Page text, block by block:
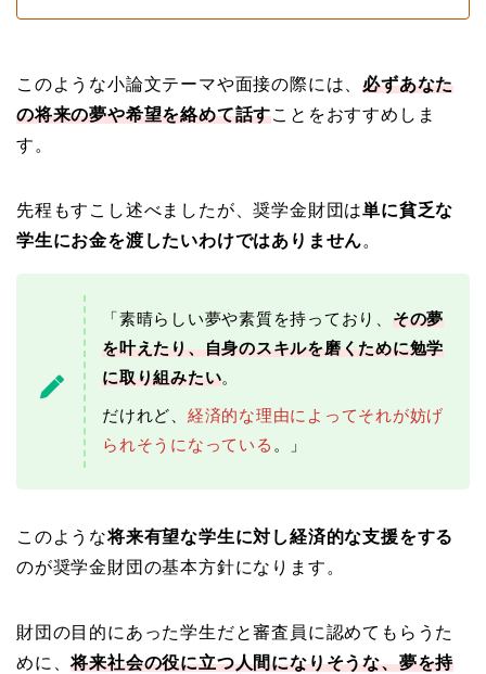
このような小論文テーマや面接の際には、必ずあなた
の将来の夢や希望を絡めて話すことをおすすめしま
す。
先程もすこし述べましたが、奨学金財団は単に貧乏な
学生にお金を渡したいわけではありません。
「素晴らしい夢や素質を持っており、 その夢
を叶えたり、自身のスキルを磨くために勉学
に取り組みたい。
だけれど、 経済的な理由によってそれが妨げ
られそうになっている 。」
このような将来有望な学生に対し経済的な支援をする
のが奨学金財団の基本方針になります。
財団の目的にあった学生だと審査員に認めてもらうた
めに、将来社会の役に立つ人間になりそうな、夢を持